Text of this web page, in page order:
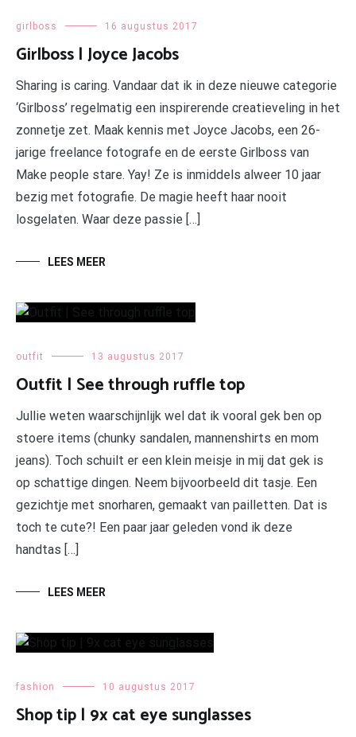
girlboss 16 augustus 2017
Girlboss | Joyce Jacobs
Sharing is caring. Vandaar dat ik in deze nieuwe categorie
‘Girlboss’ regelmatig een inspirerende creatieveling in het
zonnetje zet. Maak kennis met Joyce Jacobs, een 26-
jarige freelance fotografe en de eerste Girlboss van
Make people stare. Yay! Ze is inmiddels alweer 10 jaar
bezig met fotografie. De magie heeft haar nooit
losgelaten. Waar deze passie […]
LEES MEER
outfit 13 augustus 2017
Outfit | See through ruffle top
Jullie weten waarschijnlijk wel dat ik vooral gek ben op
stoere items (chunky sandalen, mannenshirts en mom
jeans). Toch schuilt er een klein meisje in mij dat gek is
op schattige dingen. Neem bijvoorbeeld dit tasje. Een
gezichtje met snorharen, gemaakt van pailletten. Dat is
toch te cute?! Een paar jaar geleden vond ik deze
handtas […]
LEES MEER
fashion 10 augustus 2017
Shop tip | 9x cat eye sunglasses